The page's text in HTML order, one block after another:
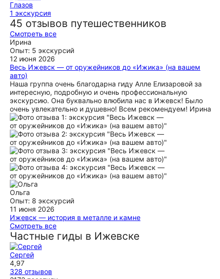
Глазов
1 экскурсия
45 отзывов путешественников
Смотреть все
Ирина
Опыт: 5 экскурсий
12 июня 2026
Весь Ижевск — от оружейников до «Ижика» (на вашем
авто)
Наша группа очень благодарна гиду Алле Елизаровой за
интересную, подробную и очень профессиональную
экскурсию. Она буквально влюбила нас в Ижевск! Было
очень увлекательно и душевно! Всем рекомендуем! Ирина
Ольга
Опыт: 8 экскурсий
11 июня 2026
Ижевск — история в металле и камне
Экскурси понравилась. Василий прекрасный экскурсовод
с огромными знаниями о своём городе. Рассказал и
показал всё достопримечательности. Отличный маршрут.
Спасибо.
ещё
Смотреть все
Частные гиды в Ижевске
Сергей
4,97
328 отзывов